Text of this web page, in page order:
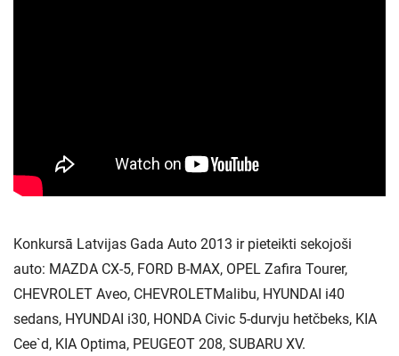
Konkursā Latvijas Gada Auto 2013 ir pieteikti sekojoši
auto: MAZDA CX-5, FORD B-MAX, OPEL Zafira Tourer,
CHEVROLET Aveo, CHEVROLETMalibu, HYUNDAI i40
sedans, HYUNDAI i30, HONDA Civic 5-durvju hetčbeks, KIA
Cee`d, KIA Optima, PEUGEOT 208, SUBARU XV.